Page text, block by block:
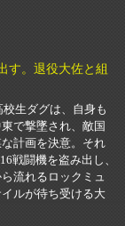
す。退役大佐と組
生ダグは、自身も
で撃墜され、敵国
計画を決意。それ
戦闘機を盗み出し、
流れるロックミュ
ルが待ち受ける大